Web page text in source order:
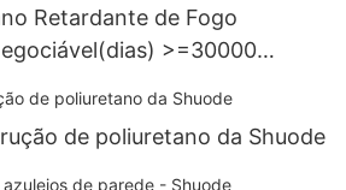
Retardante de Fogo
>=30000
de poliuretano da Shuode